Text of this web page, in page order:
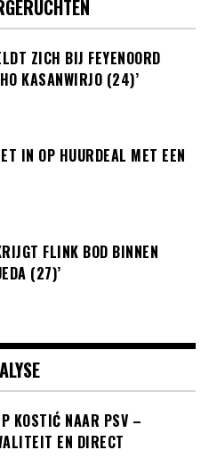
ZICH BIJ FEYENOORD
KASANWIRJO (24)’
IN OP HUURDEAL MET EEN
FLINK BOD BINNEN
(27)’
KOSTIĆ NAAR PSV –
EN DIRECT